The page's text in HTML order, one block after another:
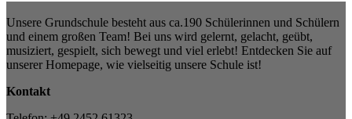
Unsere Grundschule besteht aus ca.190 Schülerinnen und Schülern
und einem großen Team! Bei uns wird gelernt, gelacht, geübt,
musiziert, gespielt, sich bewegt und viel erlebt! Entdecken Sie auf
unserer Homepage, wie vielseitig unsere Schule ist!
Kontakt